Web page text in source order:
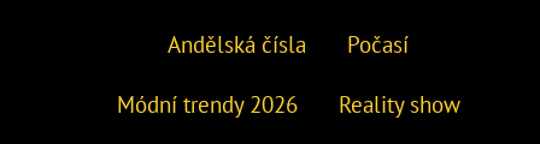
Andělská čísla Počasí
Módní trendy 2026 Reality show